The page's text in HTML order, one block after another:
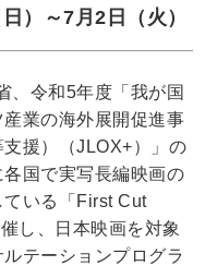
）～7月2日（火）
、令和5年度「我が国
業の海外展開促進事
援）（JLOX+）」の
国で実写長編映画の
ている「First Cut
し、日本映画を対象
テーションプログラ